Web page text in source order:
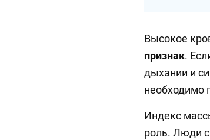
Высокое
признак.
дыхании и
необходимо
Индекс
роль. Люди